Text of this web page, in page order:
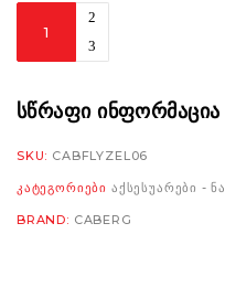
Flyon/Flyon-
A9446
smoke
რაოდენობა
ᲡᲬᲠᲐᲤᲘ ᲘᲜᲤᲝᲠᲛᲐᲪᲘᲐ
SKU: CABFLYZEL06
ᲙᲐᲢᲔᲒᲝᲠᲘᲔᲑᲘ ᲐᲥᲡᲔᲡᲣᲐᲠᲔᲑᲘ -
BRAND: CABERG